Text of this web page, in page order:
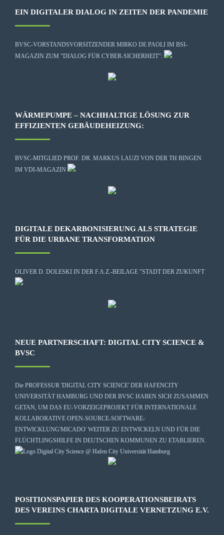
EIN DIGITALER DIALOG IN ZEITEN DER PANDEMIE
BVSC-VORSTANDSVORSITZENDER MIRKO DE PAOLI IM BSI-
MAGAZIN ZUM "DIALOG FÜR CYBER-SICHERHEIT":
WÄRMEPUMPE – NACHHALTIGE LÖSUNG ZUR
EFFIZIENTEN GEBÄUDEHEIZUNG:
BVSC-MITGLIED PROF. DR. MARKUS LAUZI VON DER TH BINGEN
IM VDI-MAGAZIN
DIGITALE DEKARBONISIERUNG ALS STRATEGIE
FÜR DIE URBANE TRANSFORMATION
OLIVER D. DOLESKI IN DER F.A.Z.-BEILAGE "STADT DER ZUKUNFT
NEUE PARTNERSCHAFT: DIGITAL CITY SCIENCE &
BVSC
Die PROFESSUR 'DIGITAL CITY SCIENCE' DER HAFENCITY
UNIVERSITÄT HAMBURG UND DER BVSC HABEN SICH ZUSAMMEN
GETAN, UM DAS EU-VORZEIGEPROJEKT FÜR INTERNATIONALE
KOLLABORATIVE OPEN-SOURCE-SOFTWARE-
ENTWICKLUNG'MICADO' WEITER ZU ENTWICKELN UND FÜR DIE
FLÜCHTLINGSHILFE IN DEUTSCHEN KOMMUNEN ZU ETABLIEREN.
POSITIONSPAPIER DES KOOPERATIONSBEIRATS
DES VEREINS CHARTA DIGITALE VERNETZUNG E.V.